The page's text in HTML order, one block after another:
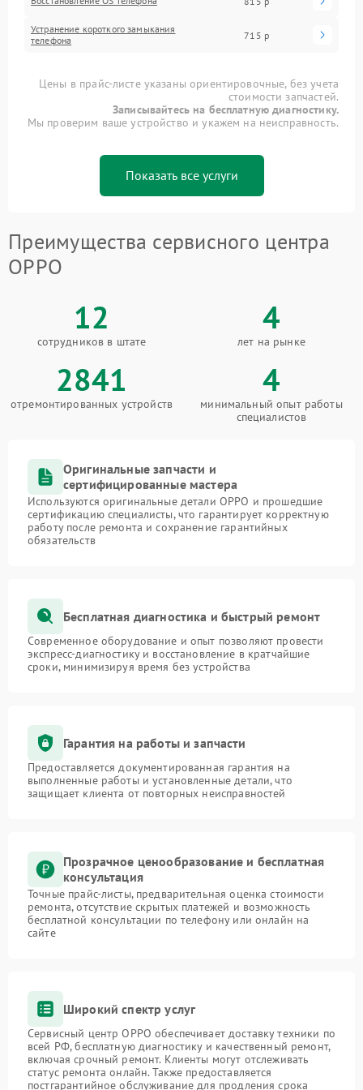
Устранение короткого замыкания
телефона
715 р
Цены в прайс-листе указаны ориентировочные, без учета
стоимости запчастей.
Записывайтесь на бесплатную диагностику.
Мы проверим ваше устройство и укажем на неисправность.
Показать все услуги
Преимущества сервисного центра
OPPO
12
сотрудников в штате
4
лет на рынке
2841
отремонтированных устройств
4
минимальный опыт работы
специалистов
Оригинальные запчасти и
сертифицированные мастера
Используются оригинальные детали OPPO и прошедшие
сертификацию специалисты, что гарантирует корректную
работу после ремонта и сохранение гарантийных
обязательств
Бесплатная диагностика и быстрый ремонт
Современное оборудование и опыт позволяют провести
экспресс-диагностику и восстановление в кратчайшие
сроки, минимизируя время без устройства
Гарантия на работы и запчасти
Предоставляется документированная гарантия на
выполненные работы и установленные детали, что
защищает клиента от повторных неисправностей
Прозрачное ценообразование и бесплатная
консультация
Точные прайс-листы, предварительная оценка стоимости
ремонта, отсутствие скрытых платежей и возможность
бесплатной консультации по телефону или онлайн на
сайте
Широкий спектр услуг
Сервисный центр OPPO обеспечивает доставку техники по
всей РФ, бесплатную диагностику и качественный ремонт,
включая срочный ремонт. Клиенты могут отслеживать
статус ремонта онлайн. Также предоставляется
постгарантийное обслуживание для продления срока